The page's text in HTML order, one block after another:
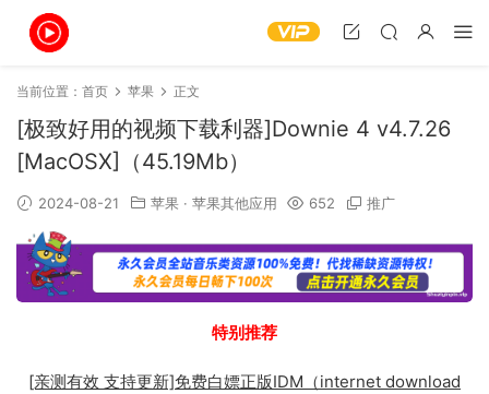
当前位置： 首页 苹果 正文
[极致好用的视频下载利器]Downie 4 v4.7.26
[MacOSX]（45.19Mb）
2024-08-21 苹果 · 苹果其他应用 652 推广
特别推荐
[亲测有效 支持更新]免费白嫖正版IDM（internet download